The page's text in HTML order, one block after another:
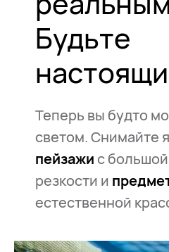
Будьте
Теперь вы будто
светом. Снимайте
пейзажис
резкости и
естественной